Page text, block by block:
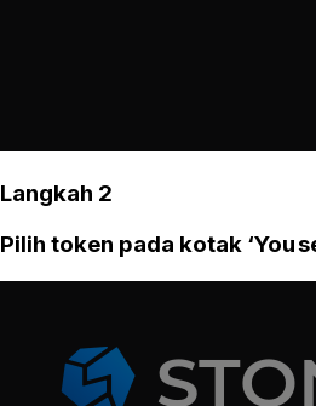
Langkah 2
Pilih token pada kotak ‘You